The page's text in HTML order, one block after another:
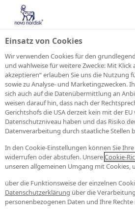
Einsatz von Cookies
Wir verwenden Cookies für den
und wahlweise für weitere Zwecke: Mit Klick
akzeptieren“ erlauben Sie uns die Nutzung
sowie zu Analyse- und Marketingzwecken.
sich auch auf die Datenübermittlung an
weisen darauf hin, dass nach der
Gerichtshofs die USA derzeit kein mit der
Datenschutzniveau haben und das Risiko
Datenverarbeitung durch staatliche Stellen
In den Cookie-Einstellungen können Sie
widerrufen oder abstufen. UnsereCookie-
unseren allgemeinen Umgang mit Cookies,
über die Funktionsweise der einzelnen
Datenschutzerklärung über die
personenbezogenen Daten und Ihre